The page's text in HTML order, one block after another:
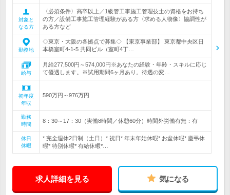
対象と
なる方
〈必須条件〉高卒以上／1級管工事施工管理技士の資格をお持ち
の方／設備工事施工管理経験がある方〈求める人物像〉協調性が
ある方など
勤務地
◇東京・大阪の各拠点で募集◇ 【東京事業部】 東京都中央区日
本橋室町4-1-5 共同ビル（室町4丁…
給与
月給277,500円～574,000円※あなたの経験・年齢・スキルに応じ
て優遇します。※試用期間6ヶ月あり。待遇の変…
初年度
年収
590万円～976万円
勤務
時間
8：30～17：30（実働8時間／休憩60分）時間外労働有無：有
休日
休暇
* 完全週休2日制（土日）* 祝日* 年末年始休暇* お盆休暇* 慶弔休
暇* 特別休暇* 有給休暇*…
求人詳細を見る 気になる